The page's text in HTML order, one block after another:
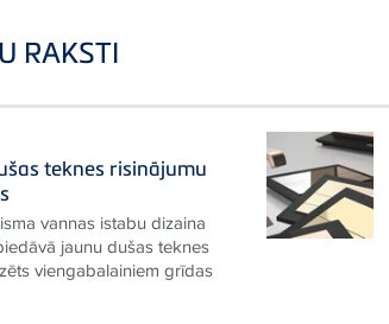
RAKSTI
teknes risinājumu
vannas istabu dizaina
jaunu dušas teknes
viengabalainiem grīdas